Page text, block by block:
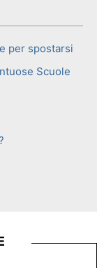
per spostarsi
Scuole